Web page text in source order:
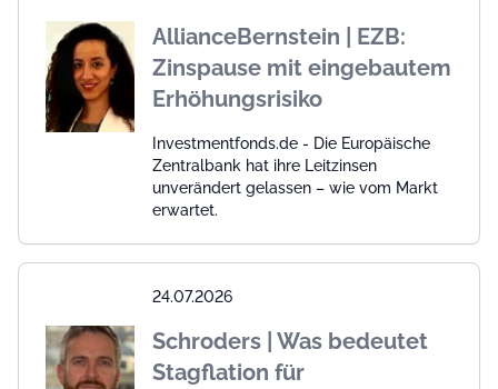
AllianceBernstein | EZB:
Zinspause mit eingebautem
Erhöhungsrisiko
Investmentfonds.de - Die Europäische
Zentralbank hat ihre Leitzinsen
unverändert gelassen – wie vom Markt
erwartet.
24.07.2026
Schroders | Was bedeutet
Stagflation für